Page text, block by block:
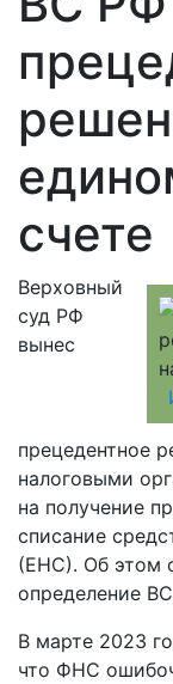
счете
Верховный
суд РФ
вынес
прецедентное
налоговыми
на получение
списание
(ЕНС). Об этом
определение
В марте 2023
что ФНС